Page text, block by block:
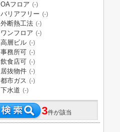
OAフロア (-)
バリアフリー (-)
外断熱工法 (-)
ワンフロア (-)
高層ビル (-)
事務所可 (-)
飲食店可 (-)
居抜物件 (-)
都市ガス (-)
下水道 (-)
3件が該当